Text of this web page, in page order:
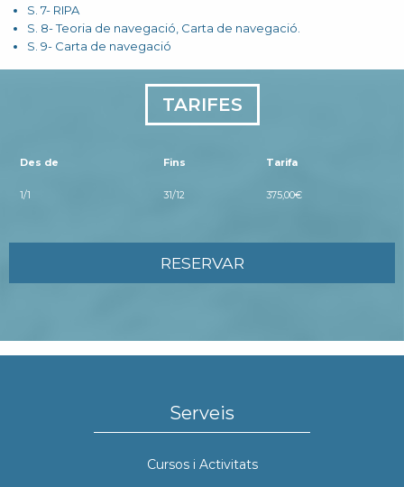
S. 7- RIPA
S. 8- Teoria de navegació, Carta de navegació.
S. 9- Carta de navegació
TARIFES
Des de Fins Tarifa
1/1 31/12 375,00€
RESERVAR
Serveis
Cursos i Activitats